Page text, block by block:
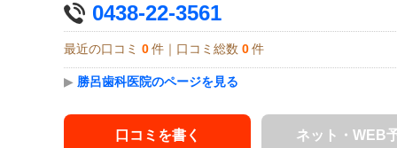
0438-22-3561
最近の口コミ 0 件｜口コミ総数 0 件
▶ 勝呂歯科医院のページを見る
口コミを書く ネット・WEB